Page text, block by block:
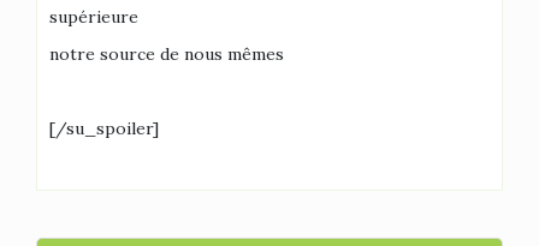
supérieure
notre source de nous mêmes
[/su_spoiler]